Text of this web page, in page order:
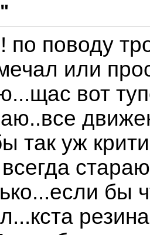
по поводу
или
вот
так уж
бы